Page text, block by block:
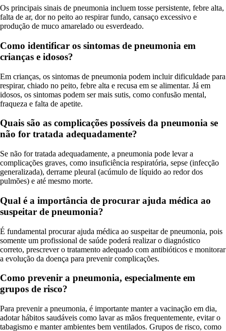
Os principais sinais de pneumonia incluem tosse persistente, febre alta,
falta de ar, dor no peito ao respirar fundo, cansaço excessivo e
produção de muco amarelado ou esverdeado.
Como identificar os sintomas de pneumonia em
crianças e idosos?
Em crianças, os sintomas de pneumonia podem incluir dificuldade para
respirar, chiado no peito, febre alta e recusa em se alimentar. Já em
idosos, os sintomas podem ser mais sutis, como confusão mental,
fraqueza e falta de apetite.
Quais são as complicações possíveis da pneumonia se
não for tratada adequadamente?
Se não for tratada adequadamente, a pneumonia pode levar a
complicações graves, como insuficiência respiratória, sepse (infecção
generalizada), derrame pleural (acúmulo de líquido ao redor dos
pulmões) e até mesmo morte.
Qual é a importância de procurar ajuda médica ao
suspeitar de pneumonia?
É fundamental procurar ajuda médica ao suspeitar de pneumonia, pois
somente um profissional de saúde poderá realizar o diagnóstico
correto, prescrever o tratamento adequado com antibióticos e monitorar
a evolução da doença para prevenir complicações.
Como prevenir a pneumonia, especialmente em
grupos de risco?
Para prevenir a pneumonia, é importante manter a vacinação em dia,
adotar hábitos saudáveis como lavar as mãos frequentemente, evitar o
tabagismo e manter ambientes bem ventilados. Grupos de risco, como